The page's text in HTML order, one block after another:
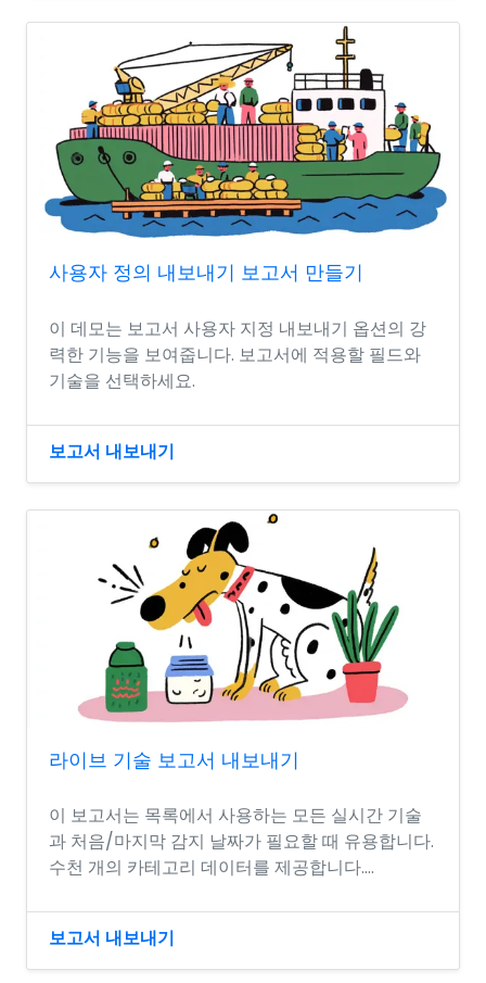
사용자 정의 내보내기 보고서 만들기
이 데모는 보고서 사용자 지정 내보내기 옵션의 강
력한 기능을 보여줍니다. 보고서에 적용할 필드와
기술을 선택하세요.
보고서 내보내기
라이브 기술 보고서 내보내기
이 보고서는 목록에서 사용하는 모든 실시간 기술
과 처음/마지막 감지 날짜가 필요할 때 유용합니다.
수천 개의 카테고리 데이터를 제공합니다....
보고서 내보내기